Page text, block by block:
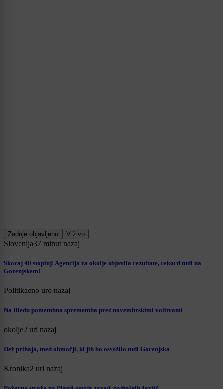
Zadnje objavljeno V živo
Slovenija37 minut nazaj
Skoraj 40 stopinj! Agencija za okolje objavila rezultate, rekord tudi na
Gorenjskem!
Politikaeno uro nazaj
Na Bledu pomembna sprememba pred novembrskimi volitvami
okolje2 uri nazaj
Dež prihaja, med območji, ki jih bo osvežilo tudi Gorenjska
Kronika2 uri nazaj